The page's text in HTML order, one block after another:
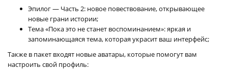
Эпилог — Часть 2: новое повествование, открывающее
новые грани истории;
Тема «Пока это не станет воспоминанием»: яркая и
запоминающаяся тема, которая украсит ваш интерфейс;
Также в пакет входят новые аватары, которые помогут вам
настроить свой профиль: